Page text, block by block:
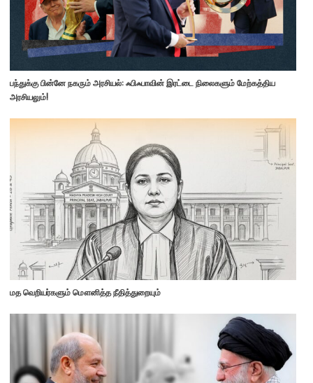
பந்துக்கு பின்னே நகரும் அரசியல்: ஃபிஃபாவின் இரட்டை நிலைகளும் மேற்கத்திய
அரசியலும்!
மத வெறியர்களும் மௌனித்த நீதித்துறையும்